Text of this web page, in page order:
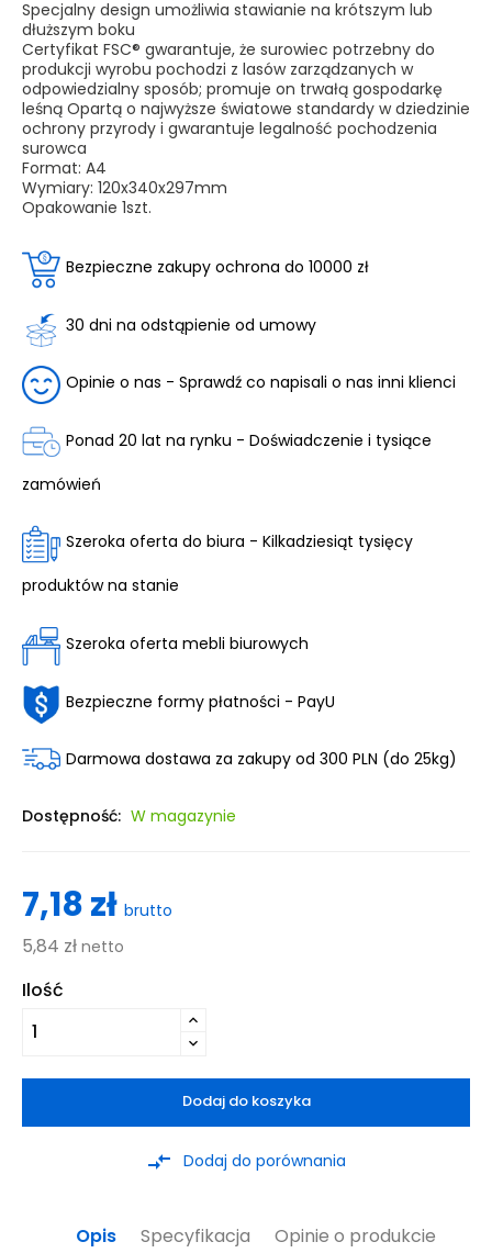
Specjalny design umożliwia stawianie na krótszym lub
dłuższym boku
Certyfikat FSC® gwarantuje, że surowiec potrzebny do
produkcji wyrobu pochodzi z lasów zarządzanych w
odpowiedzialny sposób; promuje on trwałą gospodarkę
leśną Opartą o najwyższe światowe standardy w dziedzinie
ochrony przyrody i gwarantuje legalność pochodzenia
surowca
Format: A4
Wymiary: 120x340x297mm
Opakowanie 1szt.
Bezpieczne zakupy ochrona do 10000 zł
30 dni na odstąpienie od umowy
Opinie o nas - Sprawdź co napisali o nas inni klienci
Ponad 20 lat na rynku - Doświadczenie i tysiące
zamówień
Szeroka oferta do biura - Kilkadziesiąt tysięcy
produktów na stanie
Szeroka oferta mebli biurowych
Bezpieczne formy płatności - PayU
Darmowa dostawa za zakupy od 300 PLN (do 25kg)
Dostępność: W magazynie
7,18 zł brutto
5,84 zł netto
Ilość
Dodaj do koszyka
compare_arrows Dodaj do porównania
Opis Specyfikacja Opinie o produkcie